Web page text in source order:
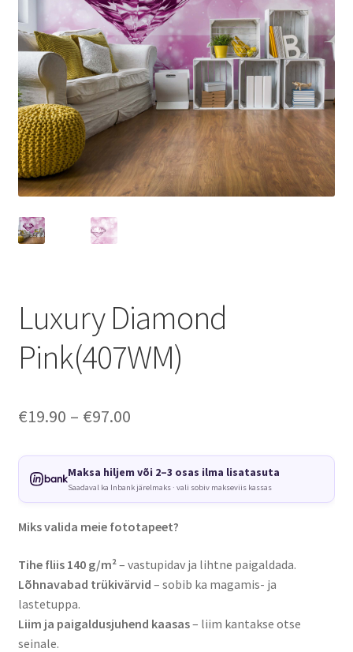
Luxury Diamond
Pink(407WM)
€19.90 – €97.00Price
€19.90
through
€97.00
Maksa hiljem või 2–3 osas ilma lisatasuta
Saadaval ka Inbank järelmaks · vali sobiv makseviis kassas
Miks valida meie fototapeet?
Tihe fliis 140 g/m²– vastupidav ja lihtne paigaldada.
Lõhnavabad trükivärvid – sobib ka magamis- ja
lastetuppa.
Liim ja paigaldusjuhend kaasas– liim kantakse otse
seinale.